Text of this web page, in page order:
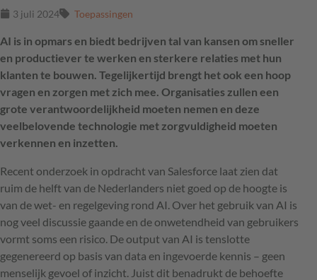
3 juli 2024 Toepassingen
AI is in opmars en biedt bedrijven tal van kansen om sneller
en productiever te werken en sterkere relaties met hun
klanten te bouwen. Tegelijkertijd brengt het ook een hoop
vragen en zorgen met zich mee. Organisaties zullen een
grote verantwoordelijkheid moeten nemen en deze
veelbelovende technologie met zorgvuldigheid moeten
verkennen en inzetten.
Recent onderzoek in opdracht van Salesforce laat zien dat
ruim de helft van de Nederlanders niet goed op de hoogte is
van de wet- en regelgeving rond AI. Over het gebruik van AI is
nog veel discussie gaande en de onwetendheid van gebruikers
vormt soms een risico. De output van AI is tenslotte
gegenereerd op basis van data en ingevoerde kennis – geen
menselijk gevoel of inzicht. Juist dit benadrukt de behoefte